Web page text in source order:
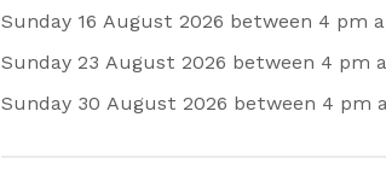
Sunday 16 August 2026 between 4 pm
Sunday 23 August 2026 between 4 pm
Sunday 30 August 2026 between 4 pm